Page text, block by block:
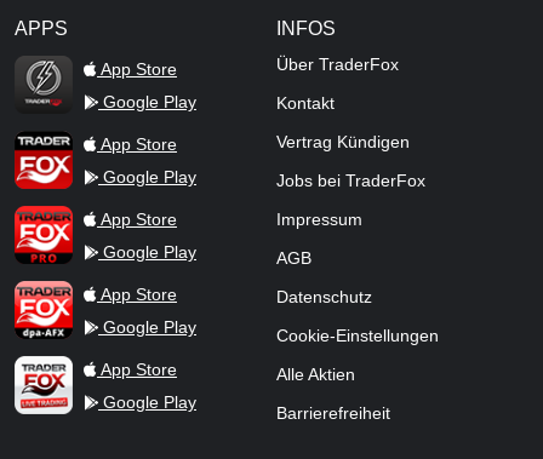
APPS
TraderFox Flash
App Store
Google Play
TraderFox AppApp Store
Google Play
TraderFox ProApp Store
Google Play
TraderFox dpa-AFX ProFeed
App Store
Google Play
TraderFox Live Trading
App Store
Google Play
INFOS
Über TraderFox
Kontakt
Vertrag Kündigen
Jobs bei TraderFox
Impressum
AGB
Datenschutz
Cookie-Einstellungen
Alle Aktien
Barrierefreiheit